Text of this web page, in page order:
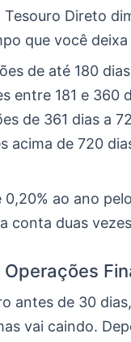
Tesouro Direto
que você
de até 180
entre 181 e 360
de 361 dias a
acima de 720
ao ano
conta duas
antes de 30
vai caindo.